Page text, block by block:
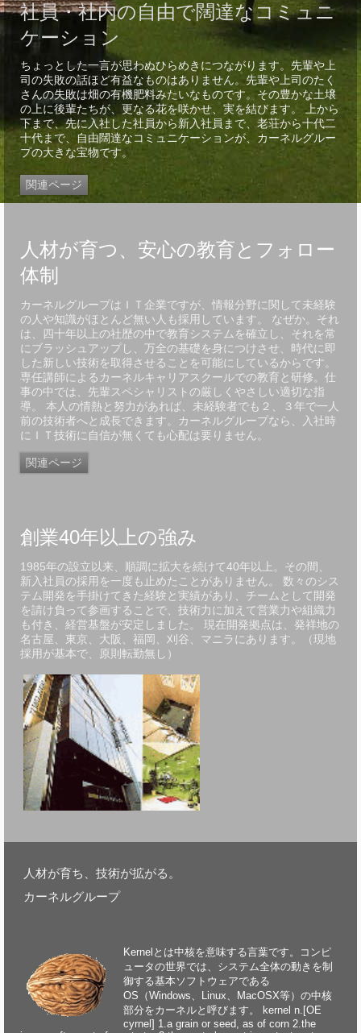
社員・社内の自由で闊達なコミュニ
ケーション
ちょっとした一言が思わぬひらめきにつながります。先輩や上
司の失敗の話ほど有益なものはありません。先輩や上司のたく
さんの失敗は畑の有機肥料みたいなものです。その豊かな土壌
の上に後輩たちが、更なる花を咲かせ、実を結びます。 上から
下まで、先に入社した社員から新入社員まで、老荘から十代二
十代まで、自由闊達なコミュニケーションが、カーネルグルー
プの大きな宝物です。
関連ページ
人材が育つ、安心の教育とフォロー
体制
カーネルグループはＩＴ企業ですが、情報分野に関して未経験
の人や知識がほとんど無い人も採用しています。 なぜか。それ
は、四十年以上の社歴の中で教育システムを確立し、それを常
にブラッシュアップし、万全の基礎を身につけさせ、時代に即
した新しい技術を取得させることを可能にしているからです。
専任講師によるカーネルキャリアスクールでの教育と研修。仕
事の中では、先輩スペシャリストの厳しくやさしい適切な指
導。 本人の情熱と努力があれば、未経験者でも２、３年で一人
前の技術者へと成長できます。カーネルグループなら、入社時
にＩＴ技術に自信が無くても心配は要りません。
関連ページ
創業40年以上の強み
1985年の設立以来、順調に拡大を続けて40年以上。その間、
新入社員の採用を一度も止めたことがありません。 数々のシス
テム開発を手掛けてきた経験と実績があり、チームとして開発
を請け負って参画することで、技術力に加えて営業力や組織力
も付き、経営基盤が安定しました。 現在開発拠点は、発祥地の
名古屋、東京、大阪、福岡、刈谷、マニラにあります。（現地
採用が基本で、原則転勤無し）
人材が育ち、技術が拡がる。
カーネルグループ
Kernelとは中核を意味する言葉です。コンピ
ュータの世界では、システム全体の動きを制
御する基本ソフトウェアである
OS（Windows、Linux、MacOSX等）の中核
部分をカーネルと呼びます。 kernel n.[OE
cyrnel] 1.a grain or seed, as of corn 2.the